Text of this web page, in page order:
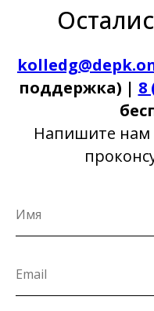
поддержка) | 8
Напишите нам